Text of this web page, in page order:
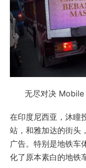
无尽对决 Mobile
在印度尼西亚，沐瞳
站，和雅加达的街头
广告。特别是地铁车
化了原本素白的地铁